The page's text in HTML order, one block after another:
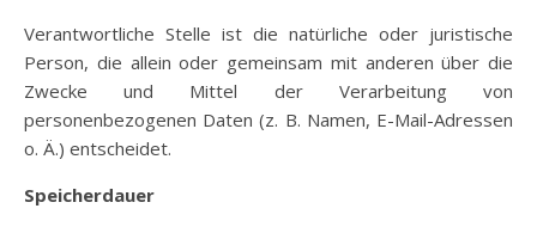
Verantwortliche Stelle ist die natürliche oder juristische
Person, die allein oder gemeinsam mit anderen über die
Zwecke und Mittel der Verarbeitung von
personenbezogenen Daten (z. B. Namen, E-Mail-Adressen
o. Ä.) entscheidet.
Speicherdauer